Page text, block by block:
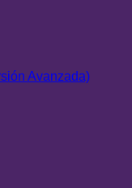
Avanzada)